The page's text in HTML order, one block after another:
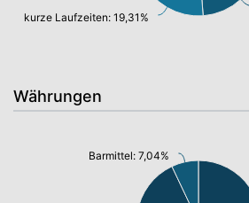
kurze Laufzeiten: 19,31%
Währungen
Barmittel: 7,04%